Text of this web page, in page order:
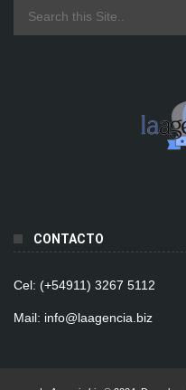
CONTACTO
Cel: (+54911) 3267 5112
Mail: info@laagencia.biz